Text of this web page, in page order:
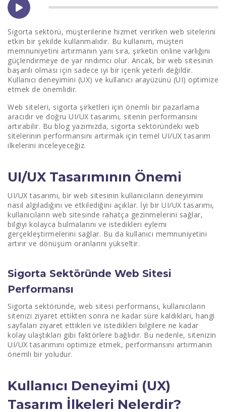
Sigorta Sektöründe Web Sitesi Performansı
Kullanıcı Arayüzü (UI) Tasarım İlkeleri Nelerdir?
A/B Testleri ve Kullanıcı Geri Bildirimlerinin Önemi
Mobil Uyum ve Duyarlılık
Hız ve Performans Optimizasyonu
SEO ve UI/UX Tasarımı İlişkisi
Sigorta sektörü, müşterilerine hizmet verirken web sitelerini
etkin bir şekilde kullanmalıdır. Bu kullanım, müşteri
memnuniyetini artırmanın yanı sıra, şirketin online varlığını
güçlendirmeye de yar nndımcı olur. Ancak, bir web sitesinin
başarılı olması için sadece iyi bir içerik yeterli değildir.
Kullanıcı deneyimini (UX) ve kullanıcı arayüzünü (UI) optimize
etmek de önemlidir.
Web siteleri, sigorta şirketleri için önemli bir pazarlama
aracıdır ve doğru UI/UX tasarımı, sitenin performansını
artırabilir. Bu blog yazımızda, sigorta sektöründeki web
sitelerinin performansını artırmak için temel UI/UX tasarım
ilkelerini inceleyeceğiz.
UI/UX Tasarımının Önemi
UI/UX tasarımı, bir web sitesinin kullanıcıların deneyimini
nasıl algıladığını ve etkilediğini açıklar. İyi bir UI/UX tasarımı,
kullanıcıların web sitesinde rahatça gezinmelerini sağlar,
bilgiyi kolayca bulmalarını ve istedikleri eylemi
gerçekleştirmelerini sağlar. Bu da kullanıcı memnuniyetini
artırır ve dönüşüm oranlarını yükseltir.
Sigorta Sektöründe Web Sitesi
Performansı
Sigorta sektöründe, web sitesi performansı, kullanıcıların
sitenizi ziyaret ettikten sonra ne kadar süre kaldıkları, hangi
sayfaları ziyaret ettikleri ve istedikleri bilgilere ne kadar
kolay ulaştıkları gibi faktörlere bağlıdır. Bu nedenle, sitenizin
UI/UX tasarımını optimize etmek, performansını artırmanın
önemli bir yoludur.
Kullanıcı Deneyimi (UX)
Tasarım İlkeleri Nelerdir?